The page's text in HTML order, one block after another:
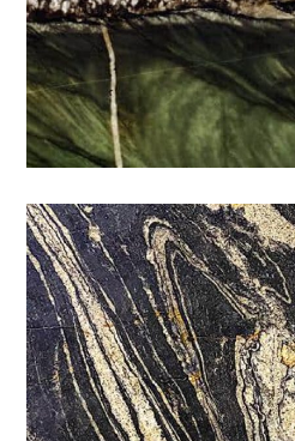
康士坦丁
特殊 / 石材色系 / 金黃 / 黑